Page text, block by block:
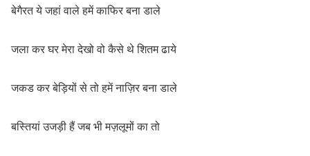
बेगैरत ये जहां वाले हमें काफिर बना डाले
जला कर घर मेरा देखो वो कैसे थे शितम ढाये
जकड कर बेड़ियों से तो हमें नाज़िर बना डाले
बस्तियां उजड़ी हैं जब भी मज़लूमों का तो